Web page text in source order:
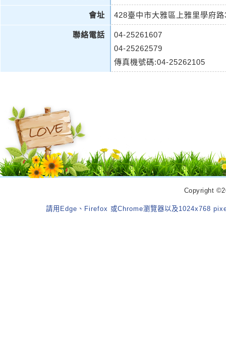
會址 428臺中市大雅區上雅里學府
聯絡電話
04-25261607
04-25262579
傳真機號碼:04-25262105
Copyright
請用Edge、Firefox 或Chrome瀏覽器以及1024x768